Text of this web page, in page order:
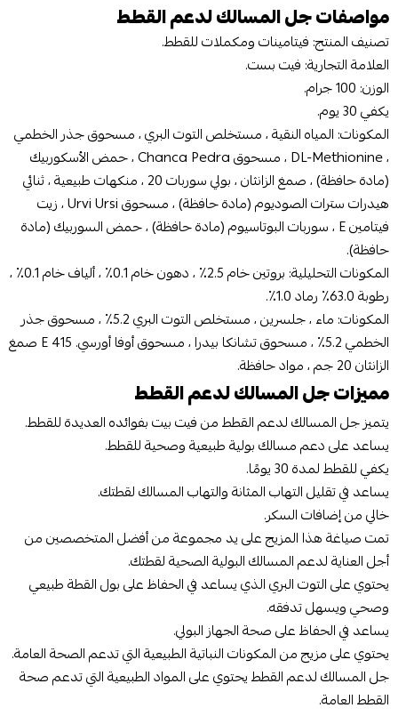
مواصفات جل المسالك لدعم القطط
تصنيف المنتج: فيتامينات ومكملات للقطط.
العلامة التجارية: فيت بست.
الوزن: 100 جرام.
يكفي 30 يوم.
المكونات: المياه النقية ، مستخلص التوت البري ، مسحوق جذر الخطمي
، DL-Methionine ، مسحوق Chanca Pedra ، حمض الأسكوربيك
(مادة حافظة) ، صمغ الزانثان ، بولي سوربات 20 ، منكهات طبيعية ، ثنائي
هيدرات سترات الصوديوم (مادة حافظة) ، مسحوق Urvi Ursi ، زيت
فيتامين E ، سوربات البوتاسيوم (مادة حافظة) ، حمض السوربيك (مادة
حافظة).
المكونات التحليلية: بروتين خام 2.5٪ ، دهون خام 0.1٪ ، ألياف خام 0.1٪ ،
رطوبة 63.0٪ رماد 1.0٪.
المكونات: ماء ، جلسرين ، مستخلص التوت البري 5.2٪ ، مسحوق جذر
الخطمي 5.2٪ ، مسحوق تشانكا بيدرا ، مسحوق أوفا أورسي. E 415 صمغ
الزانثان 20 جم ، مواد حافظة.
مميزات جل المسالك لدعم القطط
يتميز جل المسالك لدعم القطط من فيت بيت بفوائده العديدة للقطط.
يساعد على دعم مسالك بولية طبيعية وصحية للقطط.
يكفي للقطط لمدة 30 يومًا.
يساعد في تقليل التهاب المثانة والتهاب المسالك لقطتك.
خالي من إضافات السكر.
تمت صياغة هذا المزيج على يد مجموعة من أفضل المتخصصين من
أجل العناية لدعم المسالك البولية الصحية لقطتك.
يحتوي على التوت البري الذي يساعد في الحفاظ على بول القطة طبيعي
وصحي ويسهل تدفقه.
يساعد في الحفاظ على صحة الجهاز البولي.
يحتوي على مزيج من المكونات النباتية الطبيعية التي تدعم الصحة العامة.
جل المسالك لدعم القطط يحتوي على المواد الطبيعية التي تدعم صحة
القطط العامة.